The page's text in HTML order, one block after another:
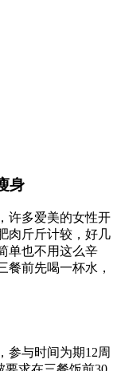
身
许多爱美的女性开
肉斤斤计较，好几
单也不用这么辛
餐前先喝一杯水，
参与时间为期12周